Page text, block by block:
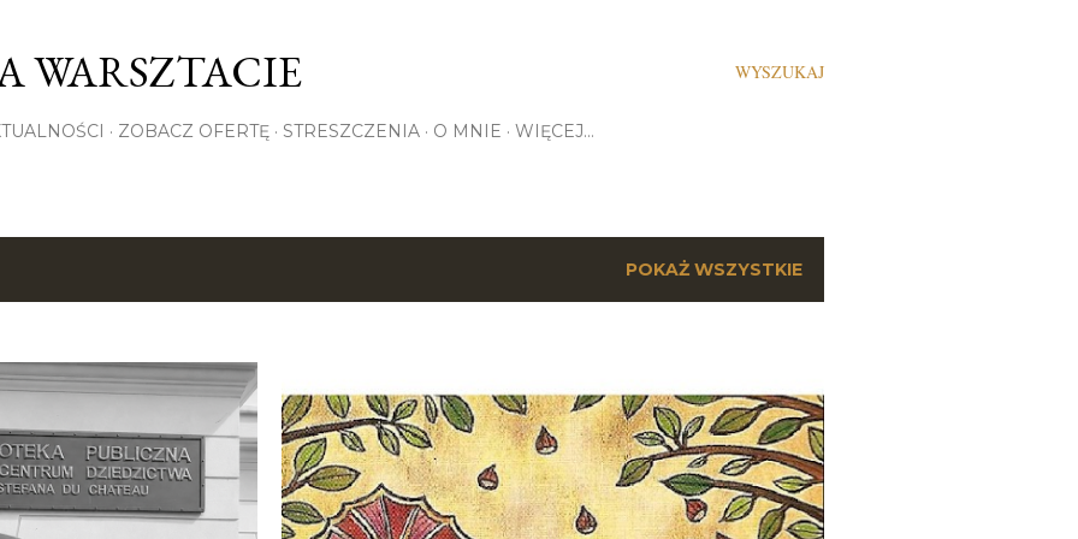
WYSZUKAJ
WARSZTACIE
ZOBACZ OFERTĘ STRESZCZENIA O MNIE WIĘCEJ…
POKAŻ WSZYSTKIE